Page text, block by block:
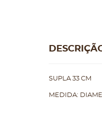
SUPLA 33 CM
MEDIDA: